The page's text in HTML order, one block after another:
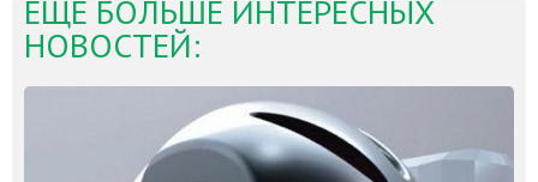
ЕЩЁ БОЛЬШЕ ИНТЕРЕСНЫХ
НОВОСТЕЙ: